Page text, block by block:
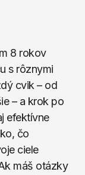
8 rokov
s rôznymi
cvik – od
– a krok po
efektívne
čo
ciele
máš otázky